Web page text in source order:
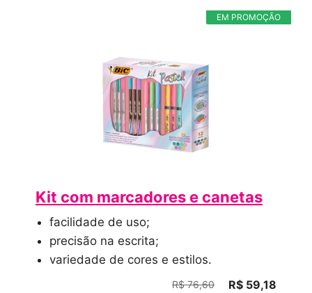
EM PROMOÇÃO
Kit com marcadores e canetas
facilidade de uso;
precisão na escrita;
variedade de cores e estilos.
R$ 76,60 R$ 59,18